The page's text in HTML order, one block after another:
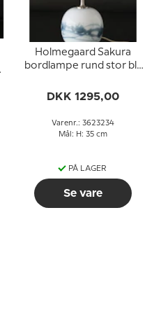
Holmegaard Sakura
bordlampe rund stor blå
DKK 1295,00
Varenr.: 3623234
Mål: H: 35 cm
PÅ LAGER
Se vare